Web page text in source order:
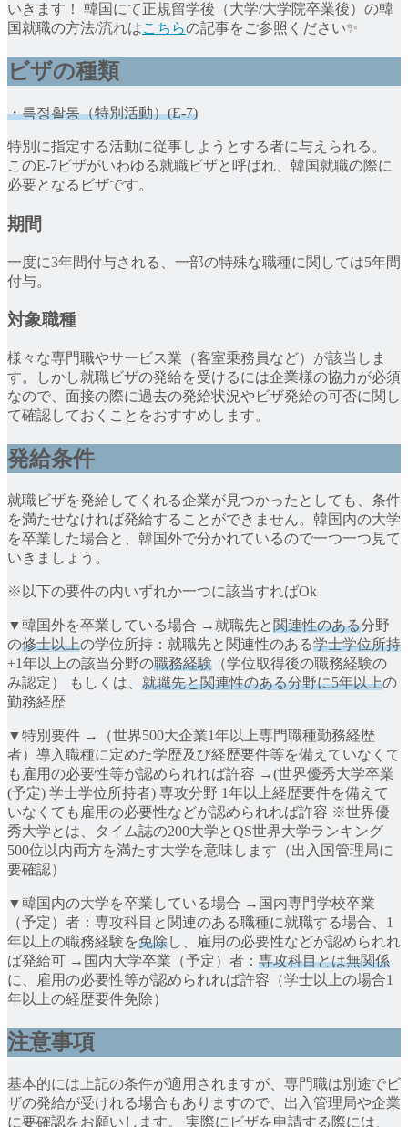
いきます！ 韓国にて正規留学後（大学/大学院卒業後）の韓
国就職の方法/流れはこちらの記事をご参照ください✨
ビザの種類
・특정활동（特別活動）(E-7)
特別に指定する活動に従事しようとする者に与えられる。
このE-7ビザがいわゆる就職ビザと呼ばれ、韓国就職の際に
必要となるビザです。
期間
一度に3年間付与される、一部の特殊な職種に関しては5年間
付与。
対象職種
様々な専門職やサービス業（客室乗務員など）が該当しま
す。しかし就職ビザの発給を受けるには企業様の協力が必須
なので、面接の際に過去の発給状況やビザ発給の可否に関し
て確認しておくことをおすすめします。
発給条件
就職ビザを発給してくれる企業が見つかったとしても、条件
を満たせなければ発給することができません。韓国内の大学
を卒業した場合と、韓国外で分かれているので一つ一つ見て
いきましょう。
※以下の要件の内いずれか一つに該当すればOk
▼韓国外を卒業している場合 →就職先と関連性のある分野
の修士以上の学位所持：就職先と関連性のある学士学位所持
+1年以上の該当分野の職務経験 （学位取得後の職務経験の
み認定） もしくは、 就職先と関連性のある分野に5年以上の
勤務経歴
▼特別要件 →（世界500大企業1年以上専門職種勤務経歴
者）導入職種に定めた学歴及び経歴要件等を備えていなくて
も雇用の必要性等が認められれば許容 →(世界優秀大学卒業
(予定) 学士学位所持者) 専攻分野 1年以上経歴要件を備えて
いなくても雇用の必要性などが認められれば許容 ※世界優
秀大学とは、タイム誌の200大学とQS世界大学ランキング
500位以内両方を満たす大学を意味します（出入国管理局に
要確認）
▼韓国内の大学を卒業している場合 →国内専門学校卒業
（予定）者：専攻科目と関連のある職種に就職する場合、1
年以上の職務経験を免除し、雇用の必要性などが認められれ
ば発給可 →国内大学卒業（予定）者： 専攻科目とは無関係
に、雇用の必要性等が認められれば許容（学士以上の場合1
年以上の経歴要件免除）
注意事項
基本的には上記の条件が適用されますが、専門職は別途でビ
ザの発給が受けれる場合もありますので、出入管理局や企業
に要確認をお願いします。 実際にビザを申請する際には、